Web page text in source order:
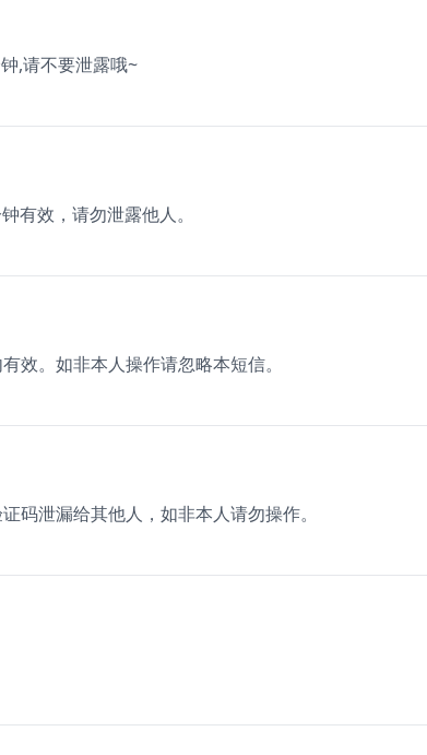
,请不要泄露哦~
有效，请勿泄露他人。
效。如非本人操作请忽略本短信。
码泄漏给其他人，如非本人请勿操作。